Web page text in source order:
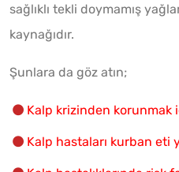
sağlıklı tekli doymamış
kaynağıdır.
Şunlara da göz atın;
Kalp krizinden korunmak
Kalp hastaları kurban eti